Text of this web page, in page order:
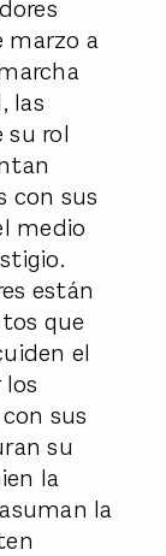
marzo a
las
su rol
con sus
medio
están
que
el
sus
su
la
la